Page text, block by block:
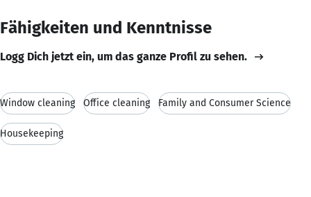
Fähigkeiten und Kenntnisse
Logg Dich jetzt ein, um das ganze Profil zu sehen.
Window cleaning Office cleaning Family and Consumer Science
Housekeeping